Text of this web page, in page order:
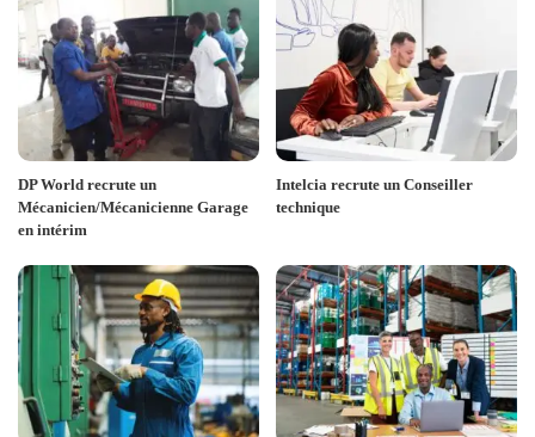
DP World recrute un
Mécanicien/Mécanicienne Garage
en intérim
Intelcia recrute un Conseiller
technique